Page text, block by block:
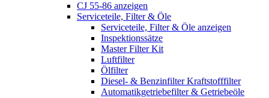
CJ 55-86 anzeigen
Serviceteile, Filter & Öle
Serviceteile, Filter & Öle anzeigen
Inspektionssätze
Master Filter Kit
Luftfilter
Ölfilter
Diesel- & Benzinfilter Kraftstofffilter
Automatikgetriebefilter & Getriebeöle